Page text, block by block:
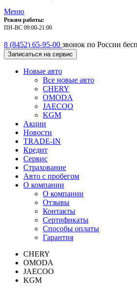
Меню
Режим работы:
ПН-ВС 09:00-21:00
8 (8452) 65-95-00 звонок по России
Записаться на сервис
Новые авто
Все новые авто
CHERY
OMODA
JAECOO
KGM
Акции
Новости
TRADE-IN
Кредит
Сервис
Страхование
Авто с пробегом
О компании
О компании
Отзывы
Контакты
Сертификаты
Способы оплаты
Гарантия
CHERY
OMODA
JAECOO
KGM